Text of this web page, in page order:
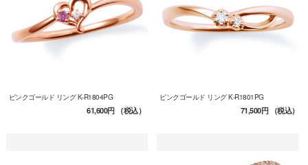
ピンクゴールド リング K-R1804PG
61,600円（税込）
ピンクゴールド リング K-R1801PG
71,500円（税込）